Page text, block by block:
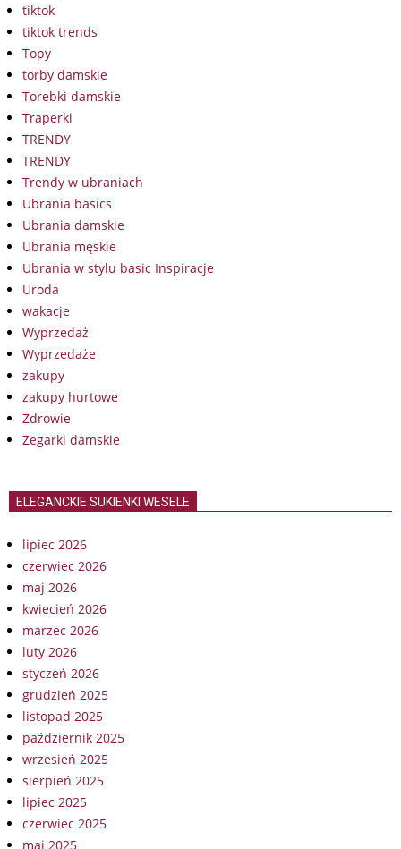
tiktok
tiktok trends
Topy
torby damskie
Torebki damskie
Traperki
TRENDY
TRENDY
Trendy w ubraniach
Ubrania basics
Ubrania damskie
Ubrania męskie
Ubrania w stylu basic Inspiracje
Uroda
wakacje
Wyprzedaż
Wyprzedaże
zakupy
zakupy hurtowe
Zdrowie
Zegarki damskie
ELEGANCKIE SUKIENKI WESELE
lipiec 2026
czerwiec 2026
maj 2026
kwiecień 2026
marzec 2026
luty 2026
styczeń 2026
grudzień 2025
listopad 2025
październik 2025
wrzesień 2025
sierpień 2025
lipiec 2025
czerwiec 2025
maj 2025